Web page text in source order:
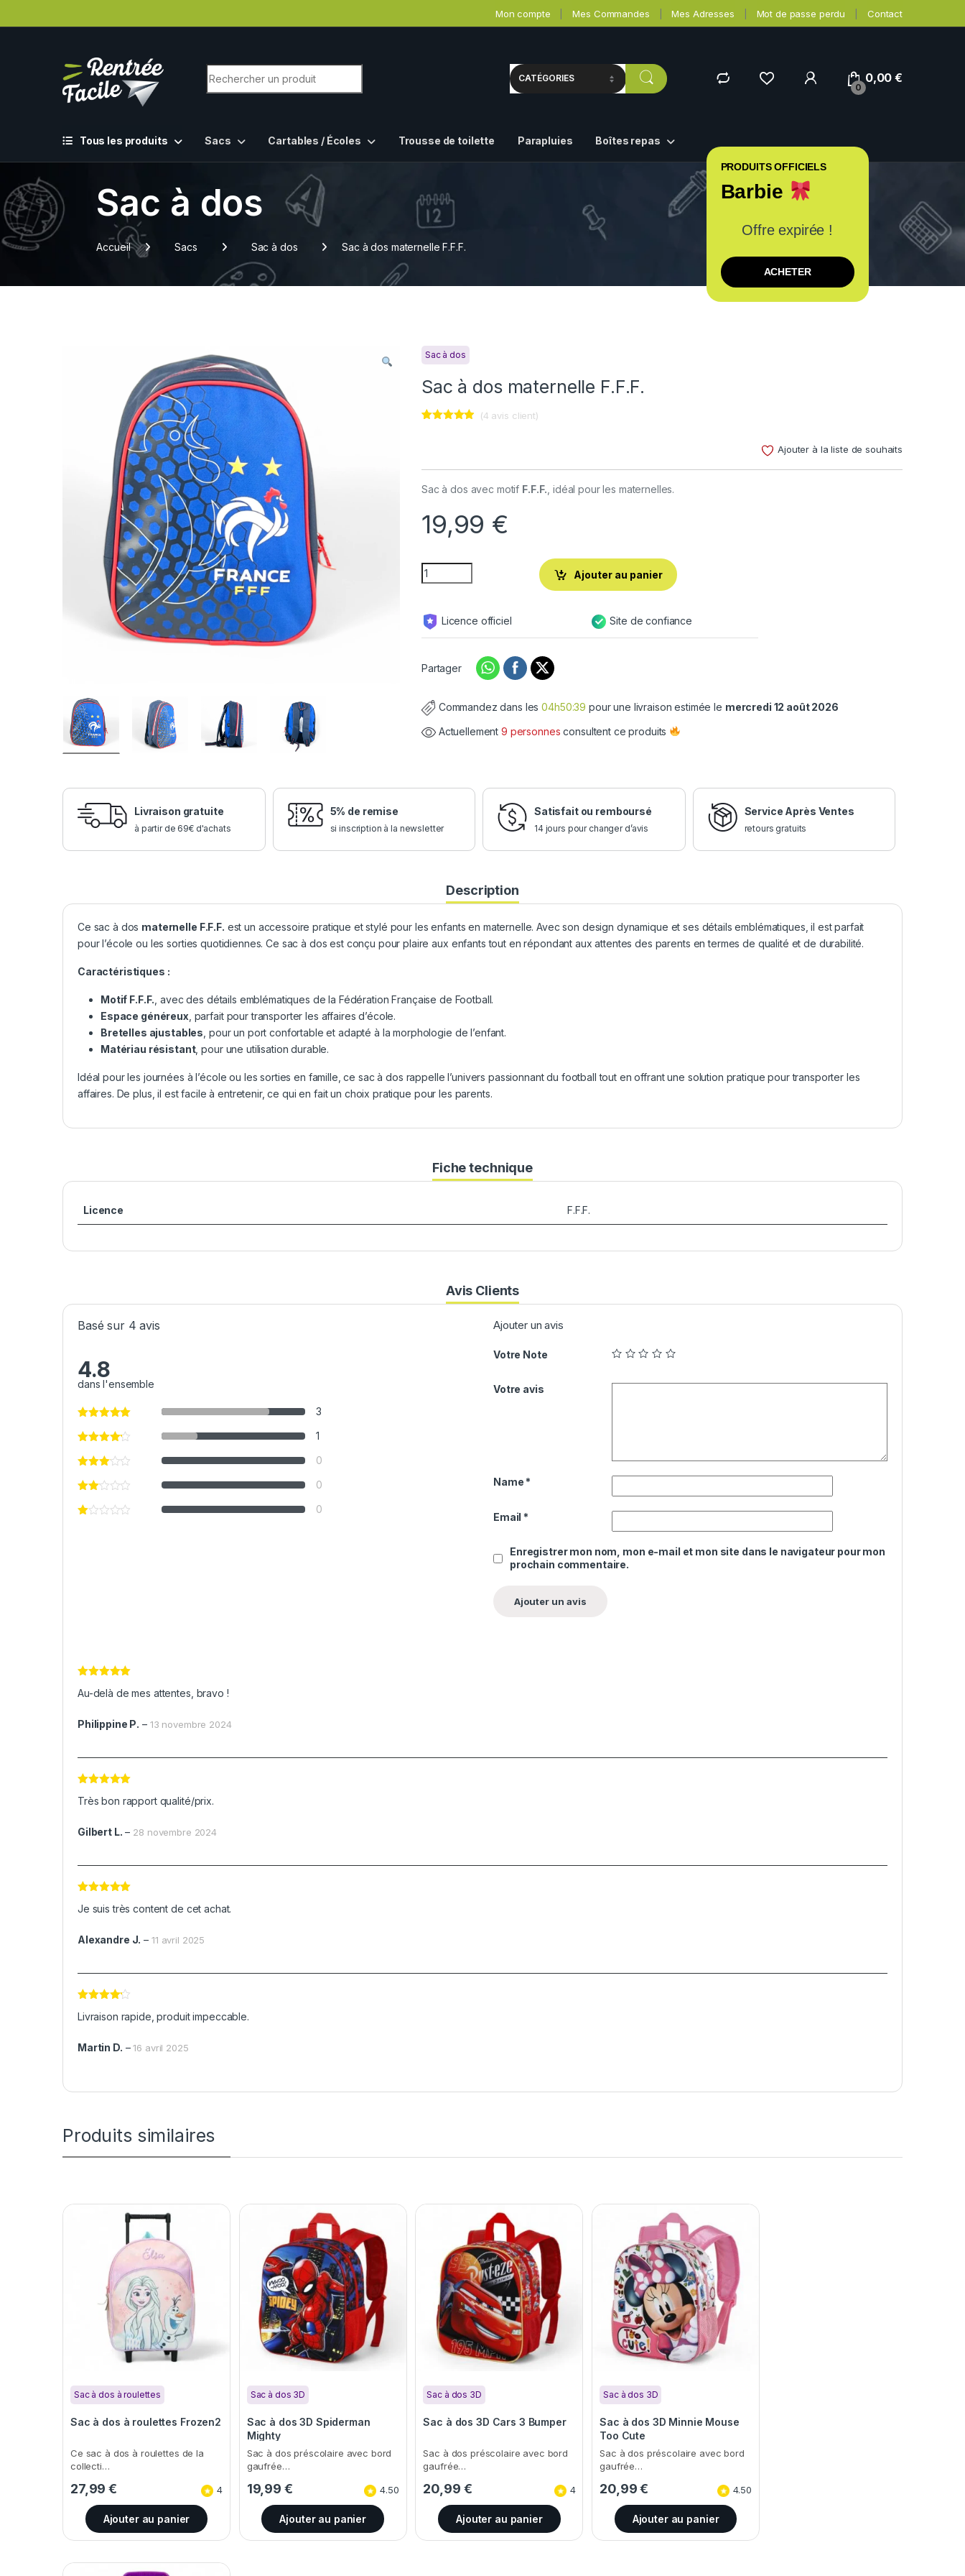
Mon compte Mes Commandes Mes Adresses Mot de passe perdu Contact
0
0,00€
Tous les produits Sacs Cartables / Écoles Trousse de toilette Parapluies Boîtes repas
Sac à dos
Accueil Sacs Sac à dos Sac à dos maternelle F.F.F.
PRODUITS OFFICIELS
Barbie
Offre expirée !
ACHETER
Sac à dos
Sac à dos maternelle F.F.F.
client
(4 avis client)
Ajouter à la liste de souhaits
Sac à dos avec motif F.F.F. , idéal pour les maternelles.
19,99 €
Ajouter au panier
Licence officiel Site de confiance
Partager
Commandez dans les04h50:38 pour une livraison estimée le mercredi 12 août 2026
Actuellement9 personnes consultent ce produits
Livraison gratuite
à partir de 69€ d'achats
5% de remise
si inscription à la newsletter
Satisfait ou remboursé
14 jours pour changer d’avis
Service Après Ventes
retours gratuits
Description
Ce sac à dos maternelle F.F.F. est un accessoire pratique et stylé pour les enfants en maternelle. Avec son design dynamique et ses détails emblématiques, il est parfait
pour l’école ou les sorties quotidiennes. Ce sac à dos est conçu pour plaire aux enfants tout en répondant aux attentes des parents en termes de qualité et de durabilité.
Caractéristiques :
Motif F.F.F., avec des détails emblématiques de la Fédération Française de Football.
Espace généreux, parfait pour transporter les affaires d’école.
Bretelles ajustables, pour un port confortable et adapté à la morphologie de l’enfant.
Matériau résistant, pour une utilisation durable.
Idéal pour les journées à l’école ou les sorties en famille, ce sac à dos rappelle l’univers passionnant du football tout en offrant une solution pratique pour transporter les
affaires. De plus, il est facile à entretenir, ce qui en fait un choix pratique pour les parents.
Fiche technique
Licence F.F.F.
Avis Clients
Basé sur 4 avis
4.8
dans l'ensemble
3
1
0
0
0
Ajouter un avis
Votre Note
Votre avis
Name *
Email *
Enregistrer mon nom, mon e-mail et mon site dans le navigateur pour mon
prochain commentaire.
5
Au-delà de mes attentes, bravo !
Philippine P. – 13 novembre 2024
5
Très bon rapport qualité/prix.
Gilbert L. – 28 novembre 2024
5
Je suis très content de cet achat.
Alexandre J. – 11 avril 2025
sur 5
Livraison rapide, produit impeccable.
Martin D. –16 avril 2025
Produits similaires
Sac à dos à roulettes
Sac à dos à roulettes Frozen2
Ce sac à dos à roulettes de la
collecti…
27,99€ 4
Ajouter au panier
Sac à dos 3D
Sac à dos 3D Spiderman
Mighty
Sac à dos préscolaire avec bord
gaufrée…
19,99 € 4.50
Ajouter au panier
Sac à dos 3D
Sac à dos 3D Cars 3 Bumper
Sac à dos préscolaire avec bord
gaufrée…
20,99 € 4
Ajouter au panier
Sac à dos 3D
Sac à dos 3D Minnie Mouse
Too Cute
Sac à dos préscolaire avec bord
gaufrée…
20,99€ 4.50
Ajouter au panier